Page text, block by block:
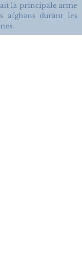
la principale arme
afghans durant les